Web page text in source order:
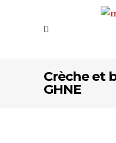
Crèche et
GHNE